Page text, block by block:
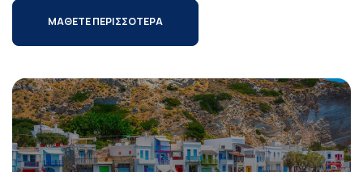
ΜΑΘΕΤΕ ΠΕΡΙΣΣΟΤΕΡΑ